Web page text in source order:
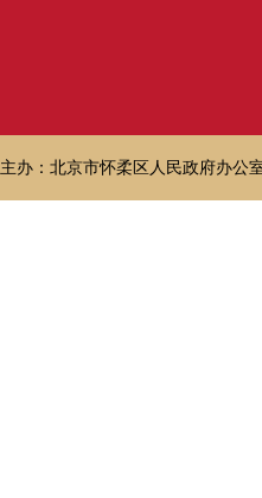
主办：北京市怀柔区人民政府办公